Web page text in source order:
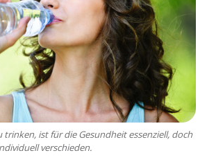
trinken, ist für die Gesundheit essenziell, doch
verschieden.